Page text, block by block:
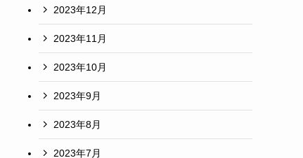
2023年12月
2023年11月
2023年10月
2023年9月
2023年8月
2023年7月